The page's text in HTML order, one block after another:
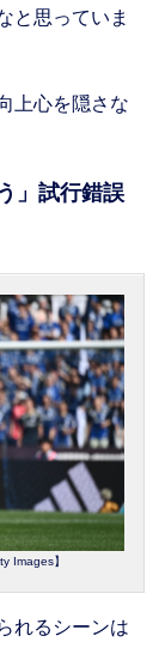
と思っていま
上心を隠さな
Images】
れるシーンは